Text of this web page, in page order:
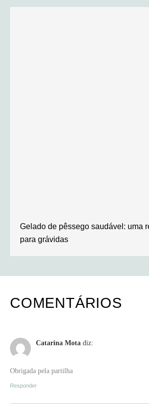
Gelado de pêssego saudável: uma
para grávidas
COMENTÁRIOS
Catarina Mota diz:
Obrigada pela partilha
Responder